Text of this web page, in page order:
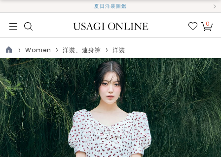
夏日洋裝圖鑑
我的
0
TOP
Women 洋裝、連身褲 洋裝